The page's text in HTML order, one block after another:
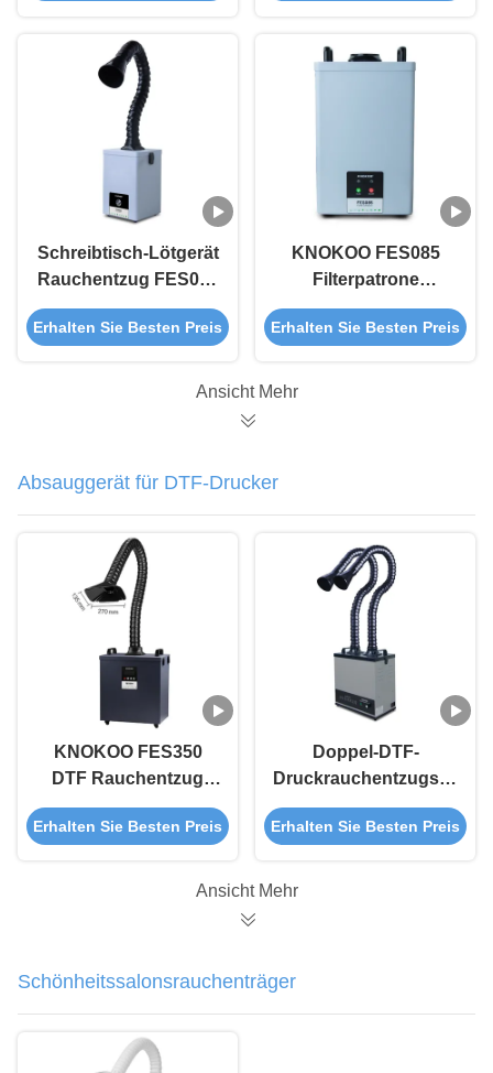
und Bürstenloser
Motor zum Schweißen
Schreibtisch-Lötgerät
Rauchentzug FES060
Rauchabsorber für
das kleine
Erhalten Sie Besten Preis
KNOKOO FES085
Filterpatrone
Rauchreiniger 85W
Schweißrauchenträger
Erhalten Sie Besten Preis
Ansicht Mehr
Absauggerät für DTF-Drucker
KNOKOO FES350
DTF Rauchentzug
Schwarz 350W
Rauchentzug für den
Erhalten Sie Besten Preis
Doppel-DTF-
200W
Erhalten Sie Besten Preis
Ansicht Mehr
Schönheitssalonsrauchenträger